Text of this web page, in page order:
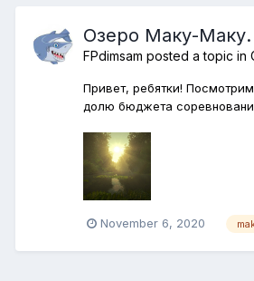
Озеро Маку-Маку.
FPdimsam posted a topic in
Привет, ребятки!
долю бюджета
November 6, 2020